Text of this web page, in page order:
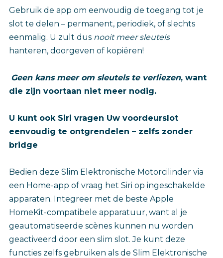
Gebruik de app om eenvoudig de toegang tot je
slot te delen – permanent, periodiek, of slechts
eenmalig. U zult dus nooit meer sleutels
hanteren, doorgeven of kopiëren!
Geen kans meer om sleutels te verliezen, want
die zijn voortaan niet meer nodig.
U kunt ook Siri vragen Uw voordeurslot
eenvoudig te ontgrendelen – zelfs zonder
bridge
Bedien deze Slim Elektronische Motorcilinder via
een Home-app of vraag het Siri op ingeschakelde
apparaten. Integreer met de beste Apple
HomeKit-compatibele apparatuur, want al je
geautomatiseerde scènes kunnen nu worden
geactiveerd door een slim slot. Je kunt deze
functies zelfs gebruiken als de Slim Elektronische